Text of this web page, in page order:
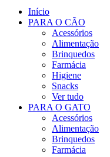
Início
PARA O CÃO
Acessórios
Alimentação
Brinquedos
Farmácia
Higiene
Snacks
Ver tudo
PARA O GATO
Acessórios
Alimentação
Brinquedos
Farmácia